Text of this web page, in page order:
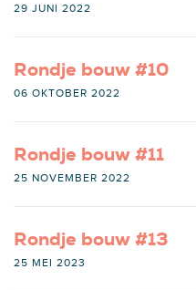
29 JUNI 2022
Rondje bouw #10
06 OKTOBER 2022
Rondje bouw #11
25 NOVEMBER 2022
Rondje bouw #13
25 MEI 2023